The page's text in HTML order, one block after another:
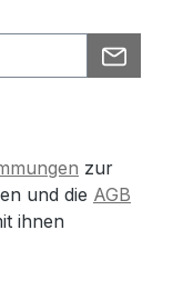
zur
und die AGB
ihnen